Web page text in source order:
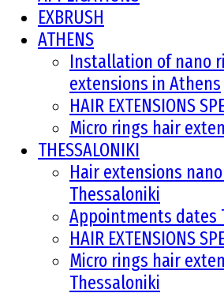
EXBRUSH
ATHENS
Installation of nano
extensions in Athens
HAIR EXTENSIONS
Micro rings hair
THESSALONIKI
Hair extensions
Thessaloniki
Appointments dates
HAIR EXTENSIONS
Micro rings hair
Thessaloniki